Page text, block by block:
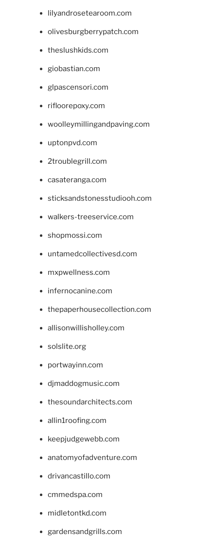
lilyandrosetearoom.com
olivesburgberrypatch.com
theslushkids.com
giobastian.com
glpascensori.com
rifloorepoxy.com
woolleymillingandpaving.com
uptonpvd.com
2troublegrill.com
casateranga.com
sticksandstonesstudiooh.com
walkers-treeservice.com
shopmossi.com
untamedcollectivesd.com
mxpwellness.com
infernocanine.com
thepaperhousecollection.com
allisonwillisholley.com
solslite.org
portwayinn.com
djmaddogmusic.com
thesoundarchitects.com
allin1roofing.com
keepjudgewebb.com
anatomyofadventure.com
drivancastillo.com
cmmedspa.com
midletontkd.com
gardensandgrills.com